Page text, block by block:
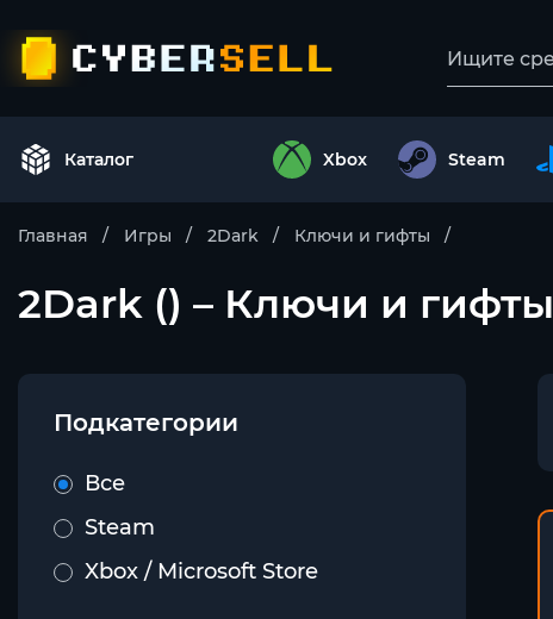
Каталог Xbox Steam
Главная Игры 2Dark Ключи и гифты
2Dark () – Ключи и гифты
Подкатегории
Все
Steam
Xbox / Microsoft Store